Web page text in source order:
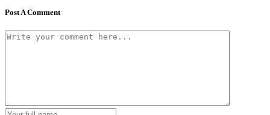
Post A Comment